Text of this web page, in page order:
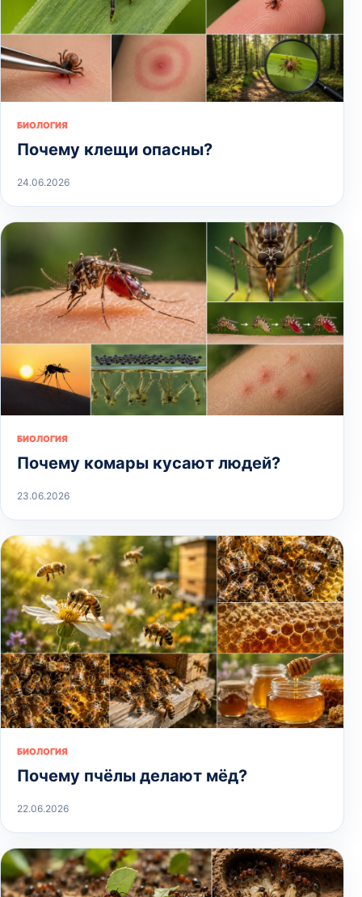
БИОЛОГИЯ
Почему клещи опасны?
24.06.2026
БИОЛОГИЯ
Почему комары кусают людей?
23.06.2026
БИОЛОГИЯ
Почему пчёлы делают мёд?
22.06.2026